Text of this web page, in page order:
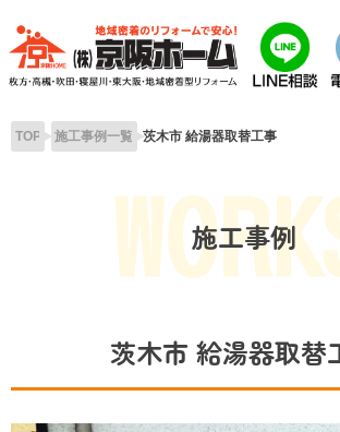
content
TOP 施工事例一覧 茨木市 給湯器取替工事
施工事例
茨木市 給湯器取替